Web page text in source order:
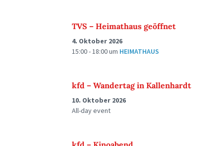
TVS – Heimathaus geöffnet
4. Oktober 2026
15:00 - 18:00um HEIMATHAUS
kfd – Wandertag in Kallenhardt
10. Oktober 2026
All-day event